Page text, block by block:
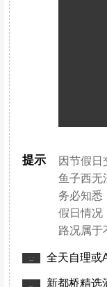
4、莲花湖背靠雪山，
纯美迷人。
5、“光与影的世界
6、康巴第一关——
Day.1（10月
早上准时
从四川雅
河经过【
情歌之城